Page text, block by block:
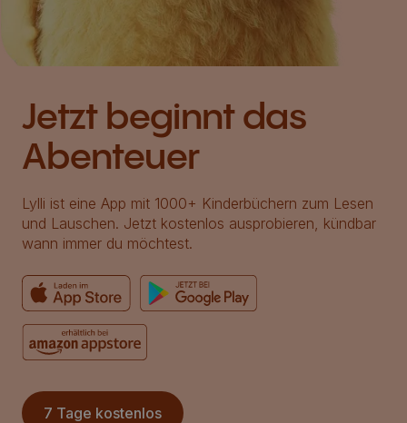
Jetzt beginnt das
Abenteuer
Lylli ist eine App mit 1000+ Kinderbüchern zum Lesen
und Lauschen. Jetzt kostenlos ausprobieren, kündbar
wann immer du möchtest.
7 Tage kostenlos